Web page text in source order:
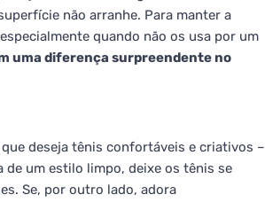
não arranhe. Para manter a
quando não os usa por um
uma diferença surpreendente no
deseja tênis confortáveis e criativos –
de um estilo limpo, deixe os tênis se
Se, por outro lado, adora